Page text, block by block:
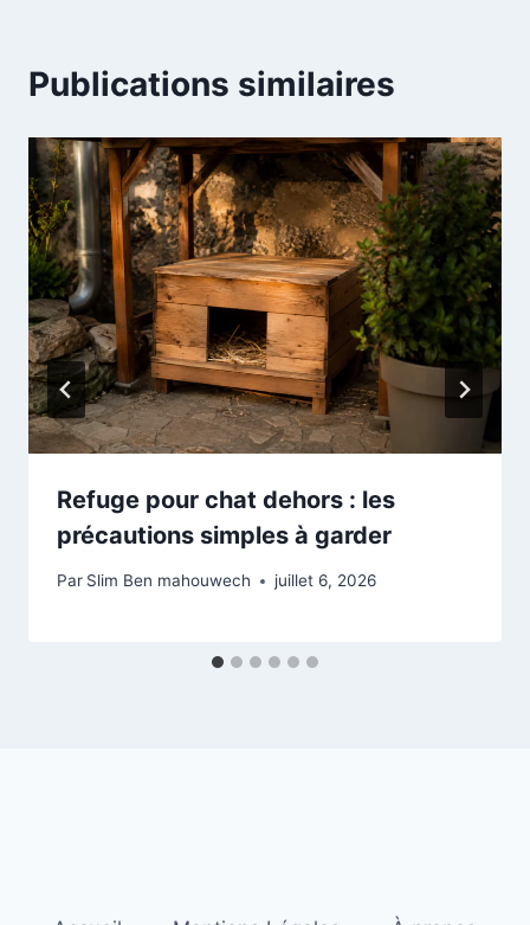
Publications similaires
Refuge pour chat dehors : les
précautions simples à garder
Par Slim Ben mahouwech juillet 6, 2026